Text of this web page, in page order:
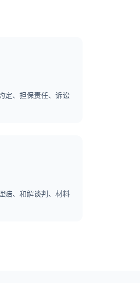
定、担保责任、诉讼
赔、和解谈判、材料